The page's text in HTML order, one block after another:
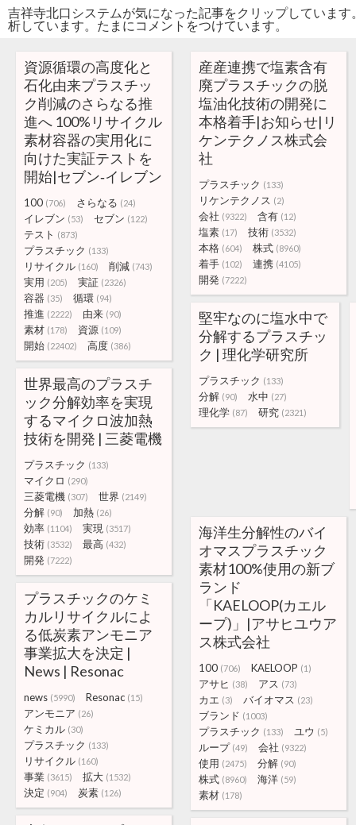
吉祥寺北口システムが気になった記事をクリップしていま
析しています。たまにコメントをつけています。
資源循環の高度化と
石化由来プラスチッ
ク削減のさらなる推
進へ 100%リサイクル
素材容器の実用化に
向けた実証テストを
開始|セブン‐イレブン
100 (706) さらなる (24)
イレブン (53) セブン (122)
テスト (873)
プラスチック (133)
リサイクル (160) 削減 (743)
実用 (205) 実証 (2326)
容器 (35) 循環 (94)
推進 (2222) 由来 (90)
素材 (178) 資源 (109)
開始 (22402) 高度 (386)
産産連携で塩素含有
廃プラスチックの脱
塩油化技術の開発に
本格着手|お知らせ|リ
ケンテクノス株式会
社
プラスチック (133)
リケンテクノス (2)
会社 (9322) 含有 (12)
塩素 (17) 技術 (3532)
本格 (604) 株式 (8960)
着手 (102) 連携 (4105)
開発 (7222)
堅牢なのに塩水中で
分解するプラスチッ
ク | 理化学研究所
プラスチック (133)
分解 (90) 水中 (27)
理化学 (87) 研究 (2321)
世界最高のプラスチ
ック分解効率を実現
するマイクロ波加熱
技術を開発 | 三菱電機
プラスチック (133)
マイクロ (290)
三菱電機 (307) 世界 (2149)
分解 (90) 加熱 (26)
効率 (1104) 実現 (3517)
技術 (3532) 最高 (432)
開発 (7222)
海洋生分解性のバイ
オマスプラスチック
素材100%使用の新ブ
ランド
「KAELOOP(カエル
ープ)」|アサヒユウア
ス株式会社
100 (706) KAELOOP (1)
アサヒ (38) アス (73)
カエ (3) バイオマス (23)
ブランド (1003)
プラスチック (133) ユウ (5)
ループ (49) 会社 (9322)
使用 (2475) 分解 (90)
株式 (8960) 海洋 (59)
素材 (178)
プラスチックのケミ
カルリサイクルによ
る低炭素アンモニア
事業拡大を決定 |
News | Resonac
news (5990) Resonac (15)
アンモニア (26)
ケミカル (30)
プラスチック (133)
リサイクル (160)
事業 (3615) 拡大 (1532)
決定 (904) 炭素 (126)